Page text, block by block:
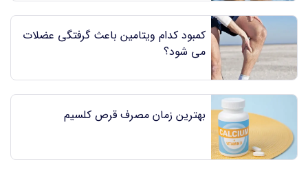
کمبود کدام ویتامین باعث گرفتگی عضلات
می شود؟
بهترین زمان مصرف قرص کلسیم